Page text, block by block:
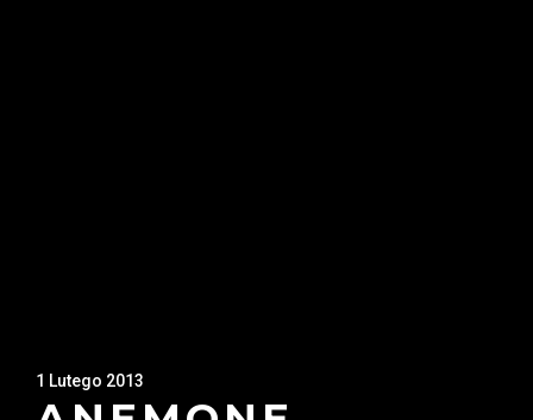
1 Lutego 2013